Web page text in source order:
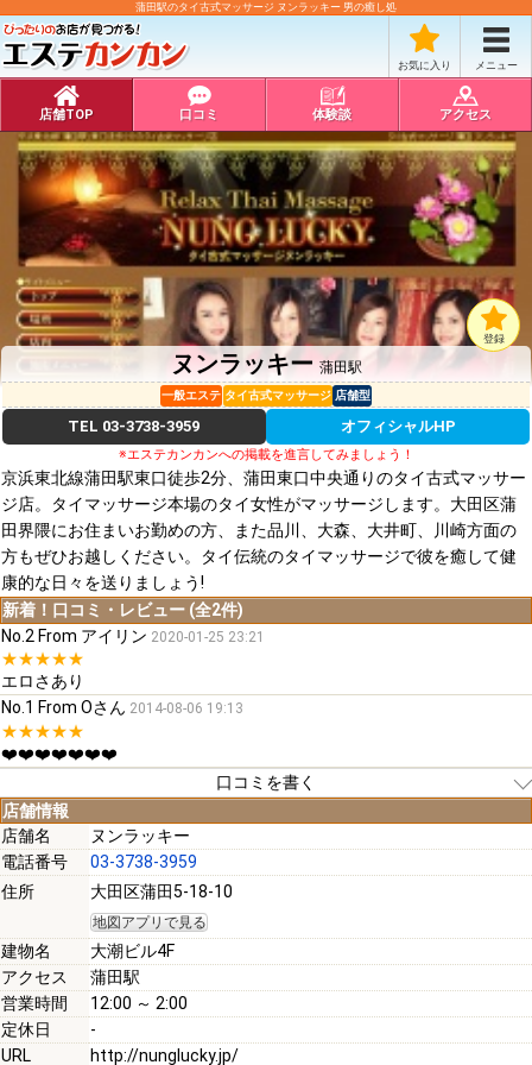
蒲田駅のタイ古式マッサージ ヌンラッキー 男の癒し処
お気に入り メニュー
店舗TOP 口コミ 体験談 アクセス
ヌンラッキー 蒲田駅
登録
一般エステ タイ古式マッサージ 店舗型
TEL 03-3738-3959 オフィシャルHP
※エステカンカンへの掲載を進言してみましょう！
京浜東北線蒲田駅東口徒歩2分、蒲田東口中央通りのタイ古式マッサー
ジ店。タイマッサージ本場のタイ女性がマッサージします。大田区蒲
田界隈にお住まいお勤めの方、また品川、大森、大井町、川崎方面の
方もぜひお越しください。タイ伝統のタイマッサージで彼を癒して健
康的な日々を送りましょう!
新着！口コミ・レビュー (全2件)
No.2 From アイリン 2020-01-25 23:21
★★★★★
エロさあり
No.1 From Oさん 2014-08-06 19:13
★★★★★
❤️❤️❤️❤️❤️❤️❤️
口コミを書く
[必須]
[必須]
[必須]
店舗情報
店舗名
ヌンラッキー
電話番号
03-3738-3959
住所
大田区蒲田5-18-10
地図アプリで見る
建物名
大潮ビル4F
アクセス
蒲田駅
営業時間
12:00 ～ 2:00
定休日
-
URL
http://nunglucky.jp/